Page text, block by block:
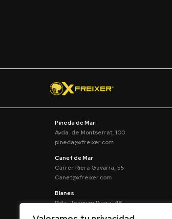
Pineda de Mar
Avda. de Montserrat, 100
pineda@xfreixer.com
Canet de Mar
Carrer Riera Gavarra, 55
Canet@xfreixer.com
Blanes
Rbla. Joaquim Ruyra, 48